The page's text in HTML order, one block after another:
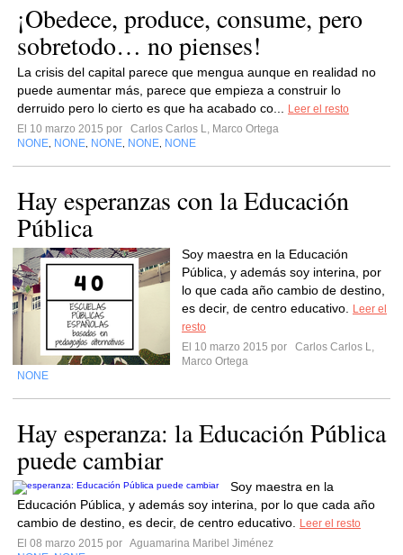
¡Obedece, produce, consume, pero
sobretodo… no pienses!
La crisis del capital parece que mengua aunque en realidad no
puede aumentar más, parece que empieza a construir lo
derruido pero lo cierto es que ha acabado co...
Leer el resto
El 10 marzo 2015 por
Carlos Carlos L, Marco Ortega
NONE NONE NONE NONE NONE
Hay esperanzas con la Educación
Pública
Soy maestra en la Educación
Pública, y además soy interina, por
lo que cada año cambio de destino,
es decir, de centro educativo.
Leer el
resto
El 10 marzo 2015 por
Carlos Carlos L,
Marco Ortega
NONE
Hay esperanza: la Educación Pública
puede cambiar
Soy maestra en la
Educación Pública, y además soy interina, por lo que cada año
cambio de destino, es decir, de centro educativo.
Leer el resto
El 08 marzo 2015 por Aguamarina Maribel Jiménez